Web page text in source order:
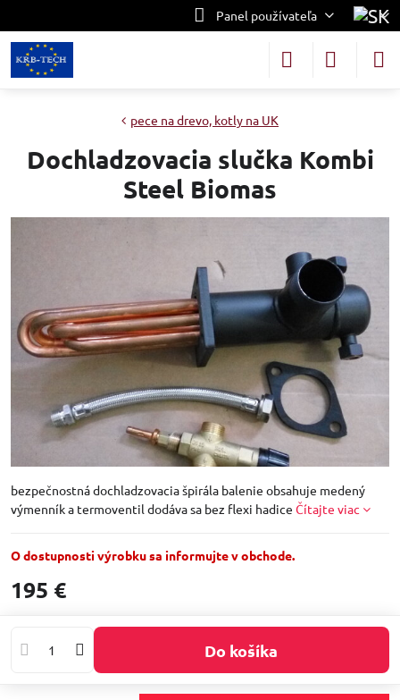
Panel používateľa
pece na drevo, kotly na UK
Dochladzovacia slučka Kombi
Steel Biomas
bezpečnostná dochladzovacia špirála balenie obsahuje medený
výmenník a termoventil dodáva sa bez flexi hadice Čítajte viac
O dostupnosti výrobku sa informujte v obchode.
195 €
Do košíka